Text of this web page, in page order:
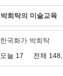
박희탁의 미술교육
한국화가 박희탁
오늘 17 전체